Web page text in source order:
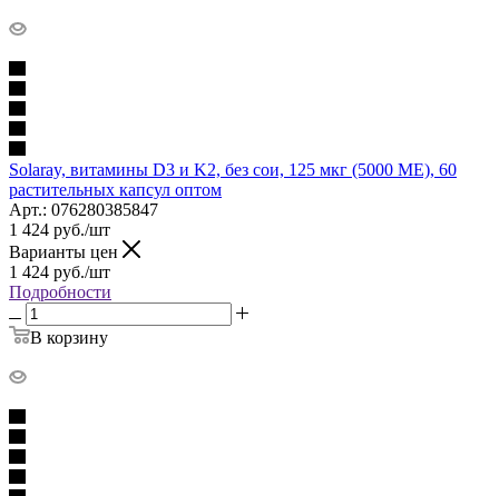
Solaray, витамины D3 и K2, без сои, 125 мкг (5000 МЕ), 60
растительных капсул оптом
Арт.: 076280385847
1 424 руб./шт
Варианты цен
1 424 руб./шт
Подробности
В корзину